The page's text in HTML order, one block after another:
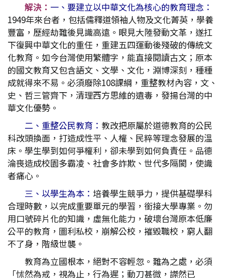
解決： 一、要建立以中華文化為核心的教育理念：
1949年來台者，包括儒釋道領袖人物及文化菁英，學養
豐富，歷經劫難後見識高遠。眼見大陸發動文革，遂扛
下復興中華文化的重任，重建五四運動後殘破的傳統文
化教育。如今台灣使用繁體字，能直接閱讀古文；原本
的國文教育又包含語文、文學、文化，淵博深刻，種種
成就得來不易。必須廢除108課綱，重整教材內容，文、
史、哲三管齊下，清理西方思維的遺毒，發揚台灣的中
華文化優勢。
二、重整公民教育： 教改把原屬於道德教育的公民
科改頭換面，打造成性平、人權、民粹等理念發展的溫
床。學生學到如何爭權利，卻未學到如何負責任。品德
淪喪造成校園多霸凌、社會多詐欺、世代多隔閡，使識
者痛心。
三、以學生為本： 培養學生競爭力，提供基礎學科
合理時數，以完成重要單元的學習，銜接大學專業。勿
用口號碎片化的知識，虛無化能力，破壞台灣原本低廉
公平的教育，圖利私校，崩解公校，摧毀職校，窮人翻
不了身，階級世襲。
教育為立國根本，絕對不容輕忽。難為之處，必須
「怵然為戒，視為止，行為遲；動刀甚微，謋然已